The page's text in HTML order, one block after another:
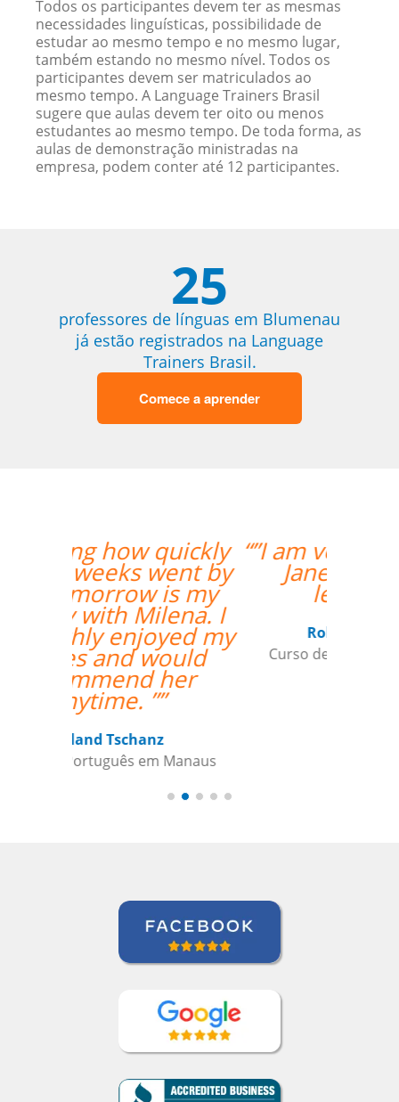
Todos os participantes devem ter as mesmas
necessidades linguísticas, possibilidade de
estudar ao mesmo tempo e no mesmo lugar,
também estando no mesmo nível. Todos os
participantes devem ser matriculados ao
mesmo tempo. A Language Trainers Brasil
sugere que aulas devem ter oito ou menos
estudantes ao mesmo tempo. De toda forma, as
aulas de demonstração ministradas na
empresa, podem conter até 12 participantes.
25
professores de línguas em Blumenau
já estão registrados na Language
Trainers Brasil.
Comece a aprender
“”I am very happy with
Jane, I love our
lessons.””
Roland Tschanz
Curso de em Belo Horizonte